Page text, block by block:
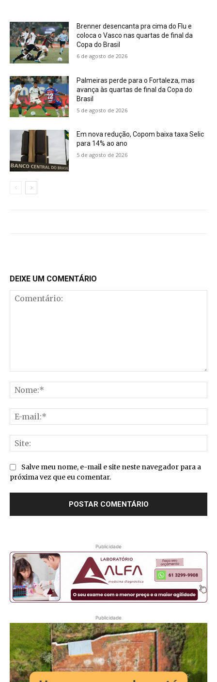
Brenner desencanta pra cima do Flu e
coloca o Vasco nas quartas de final da
Copa do Brasil
6 de agosto de 2026
Palmeiras perde para o Fortaleza, mas
avança às quartas de final da Copa do
Brasil
5 de agosto de 2026
Em nova redução, Copom baixa taxa Selic
para 14% ao ano
5 de agosto de 2026
DEIXE UM COMENTÁRIO
Salve meu nome, e-mail e site neste navegador para a
próxima vez que eu comentar.
Publicidade
Publicidade